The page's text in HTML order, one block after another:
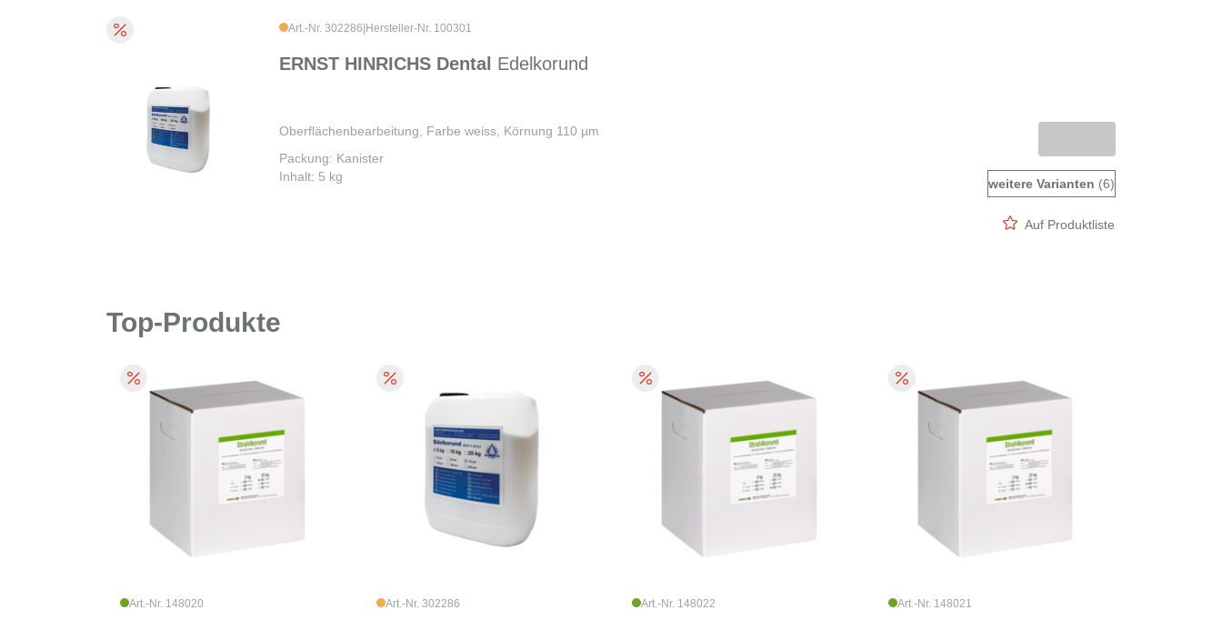
Art.-Nr. 302286 Hersteller-Nr. 100301
ERNST HINRICHS Dental Edelkorund
Oberflächenbearbeitung, Farbe weiss, Körnung 110 µm
Packung: Kanister
Inhalt: 5 kg
weitere Varianten (6)
Auf Produktliste
Top-Produkte
Art.-Nr. 148020 Art.-Nr. 302286 Art.-Nr. 148022 Art.-Nr. 148021